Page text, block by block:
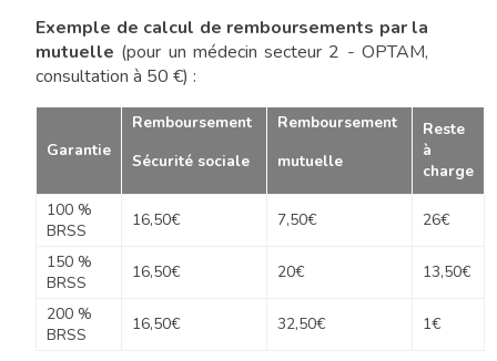
Exemple de calcul de remboursements par la
mutuelle (pour un médecin secteur 2 - OPTAM,
consultation à 50 €) :
Garantie
Remboursement
Sécurité sociale
Remboursement
mutuelle
Reste
à
charge
100 %
BRSS
16,50€ 7,50€
26€
150 %
BRSS
16,50€ 20€
13,50€
200 %
BRSS
16,50€ 32,50€ 1€